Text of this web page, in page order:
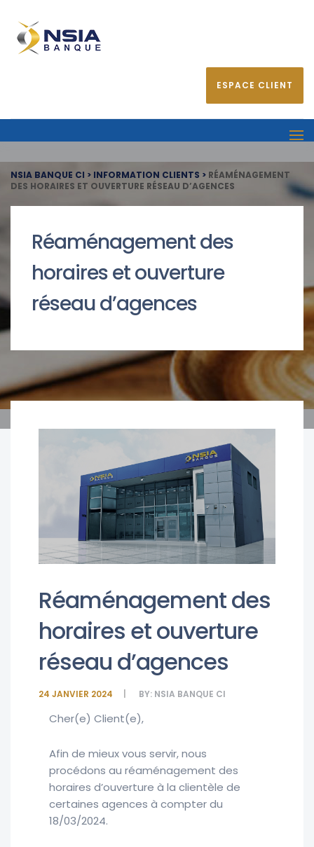
ESPACE CLIENT
NSIA BANQUE CI > INFORMATION CLIENTS > RÉAMÉNAGEMENT
DES HORAIRES ET OUVERTURE RÉSEAU D’AGENCES
Réaménagement des
horaires et ouverture
réseau d’agences
Réaménagement des
horaires et ouverture
réseau d’agences
24 JANVIER 2024 BY: NSIA BANQUE CI
Cher(e) Client(e),
Afin de mieux vous servir, nous
procédons au réaménagement des
horaires d’ouverture à la clientèle de
certaines agences à compter du
18/03/2024.